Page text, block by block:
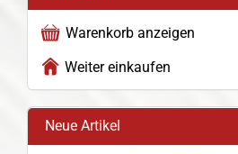
Warenkorb anzeigen
Weiter einkaufen
Neue Artikel